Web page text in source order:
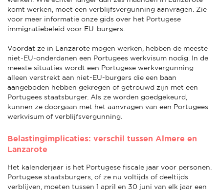
komt werken, moet een verblijfsvergunning aanvragen. Zie
voor meer informatie onze gids over het Portugese
immigratiebeleid voor EU-burgers.
Voordat ze in Lanzarote mogen werken, hebben de meeste
niet-EU-onderdanen een Portugees werkvisum nodig. In de
meeste situaties wordt een Portugese werkvergunning
alleen verstrekt aan niet-EU-burgers die een baan
aangeboden hebben gekregen of getrouwd zijn met een
Portugees staatsburger. Als ze worden goedgekeurd,
kunnen ze doorgaan met het aanvragen van een Portugees
werkvisum of verblijfsvergunning.
Belastingimplicaties: verschil tussen Almere en
Lanzarote
Het kalenderjaar is het Portugese fiscale jaar voor personen.
Portugese staatsburgers, of ze nu voltijds of deeltijds
verblijven, moeten tussen 1 april en 30 juni van elk jaar een